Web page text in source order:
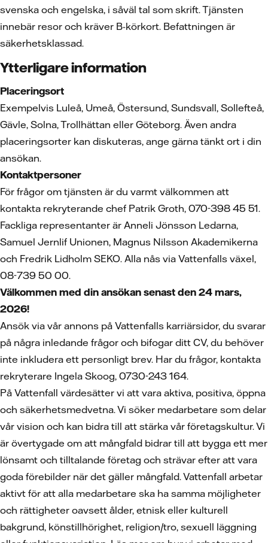
svenska och engelska, i såväl tal som skrift. Tjänsten
innebär resor och kräver B-körkort. Befattningen är
säkerhetsklassad.
Ytterligare information
Placeringsort
Exempelvis Luleå, Umeå, Östersund, Sundsvall, Sollefteå,
Gävle, Solna, Trollhättan eller Göteborg. Även andra
placeringsorter kan diskuteras, ange gärna tänkt ort i din
ansökan.
Kontaktpersoner
För frågor om tjänsten är du varmt välkommen att
kontakta rekryterande chef Patrik Groth, 070-398 45 51.
Fackliga representanter är Anneli Jönsson Ledarna,
Samuel Jernlif Unionen, Magnus Nilsson Akademikerna
och Fredrik Lidholm SEKO. Alla nås via Vattenfalls växel,
08-739 50 00.
Välkommen med din ansökan senast den 24 mars,
2026!
Ansök via vår annons på Vattenfalls karriärsidor, du svarar
på några inledande frågor och bifogar ditt CV, du behöver
inte inkludera ett personligt brev. Har du frågor, kontakta
rekryterare Ingela Skoog, 0730-243 164.
På Vattenfall värdesätter vi att vara aktiva, positiva, öppna
och säkerhetsmedvetna. Vi söker medarbetare som delar
vår vision och kan bidra till att stärka vår företagskultur. Vi
är övertygade om att mångfald bidrar till att bygga ett mer
lönsamt och tilltalande företag och strävar efter att vara
goda förebilder när det gäller mångfald. Vattenfall arbetar
aktivt för att alla medarbetare ska ha samma möjligheter
och rättigheter oavsett ålder, etnisk eller kulturell
bakgrund, könstillhörighet, religion/tro, sexuell läggning